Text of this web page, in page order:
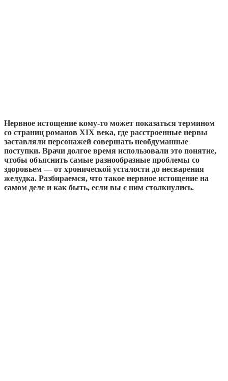
Нервное истощение кому-то может показаться термином
со страниц романов XIX века, где расстроенные нервы
заставляли персонажей совершать необдуманные
поступки. Врачи долгое время использовали это понятие,
чтобы объяснить самые разнообразные проблемы со
здоровьем — от хронической усталости до несварения
желудка. Разбираемся, что такое нервное истощение на
самом деле и как быть, если вы с ним столкнулись.